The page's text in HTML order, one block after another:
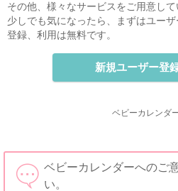
その他、様々なサービスをご用意して
少しでも気になったら、まずはユーザ
登録、利用は無料です。
新規ユーザー登
ベビーカレンダ
ベビーカレンダーへのご
い。